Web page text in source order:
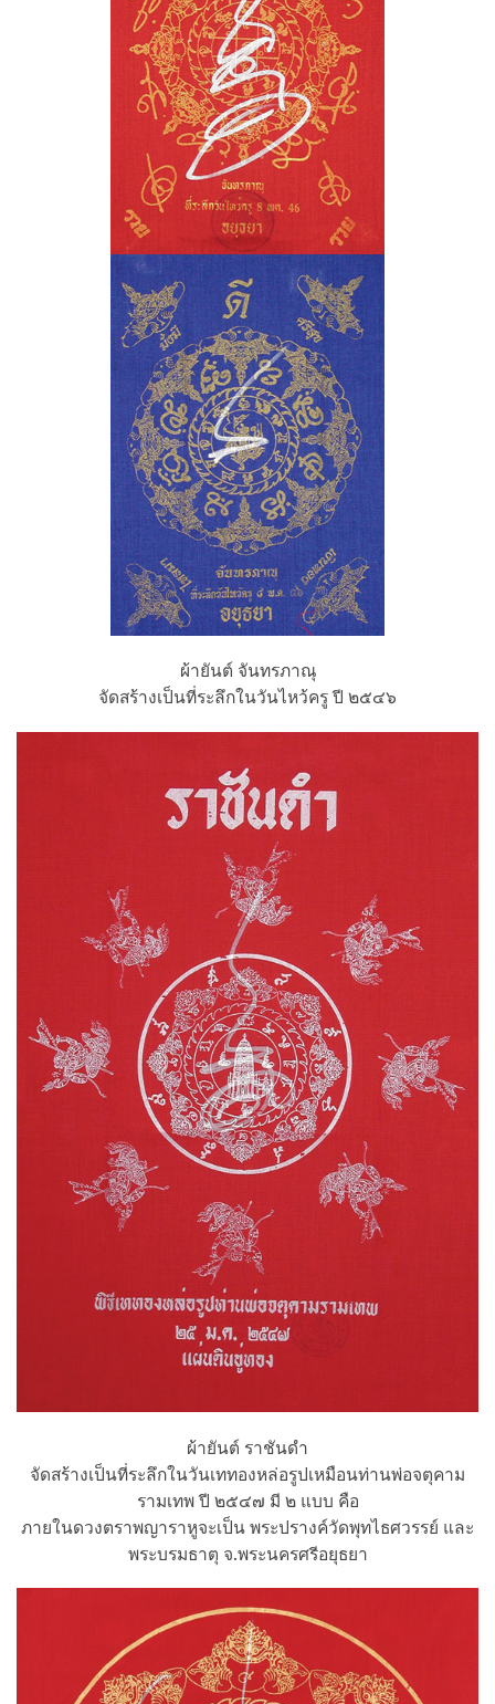
ผ้ายันต์ จันทรภาณุ
จัดสร้างเป็นที่ระลึกในวันไหว้ครู ปี ๒๕๔๖
ผ้ายันต์ ราชันดำ
จัดสร้างเป็นที่ระลึกในวันเททองหล่อรูปเหมือนท่านพ่อจตุคาม
รามเทพ ปี ๒๕๔๗ มี ๒ แบบ คือ
ภายในดวงตราพญาราหูจะเป็น พระปรางค์วัดพุทไธศวรรย์ และ
พระบรมธาตุ จ.พระนครศรีอยุธยา